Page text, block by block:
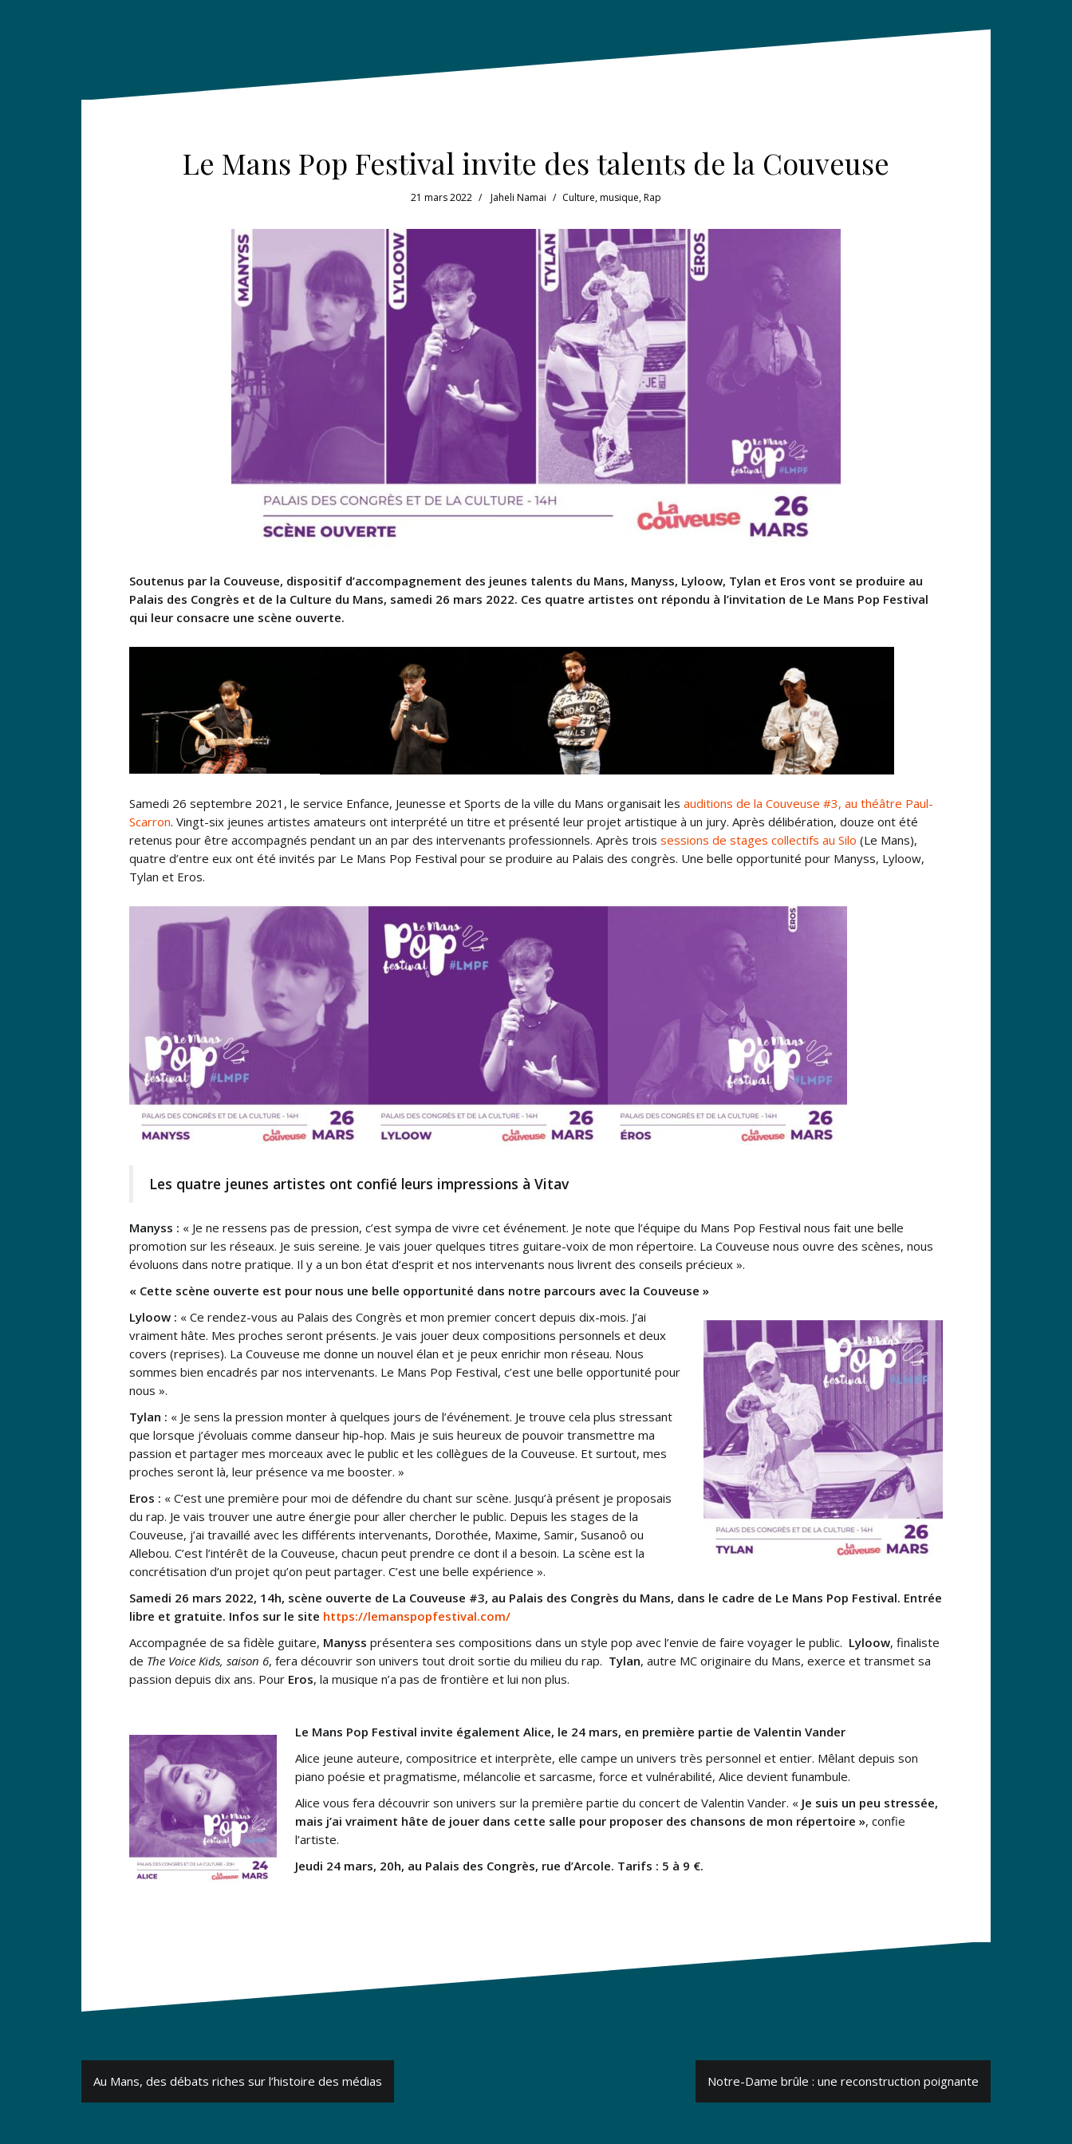
Le Mans Pop Festival invite des talents de la Couveuse
21 mars 2022 Jaheli Namai Culture,musique,Rap
Soutenus par la Couveuse, dispositif d’accompagnement des jeunes talents du Mans, Manyss, Lyloow, Tylan et Eros vont se produire au
Palais des Congrès et de la Culture du Mans, samedi 26 mars 2022. Ces quatre artistes ont répondu à l’invitation de Le Mans Pop Festival
qui leur consacre une scène ouverte.
Samedi 26 septembre 2021, le service Enfance, Jeunesse et Sports de la ville du Mans organisait les auditions de la Couveuse #3, au théâtre Paul-
Scarron. Vingt-six jeunes artistes amateurs ont interprété un titre et présenté leur projet artistique à un jury. Après délibération, douze ont été
retenus pour être accompagnés pendant un an par des intervenants professionnels. Après trois sessions de stages collectifs au Silo (Le Mans),
quatre d’entre eux ont été invités par Le Mans Pop Festival pour se produire au Palais des congrès. Une belle opportunité pour Manyss, Lyloow,
Tylan et Eros.
Les quatre jeunes artistes ont confié leurs impressions à Vitav
Manyss : « Je ne ressens pas de pression, c’est sympa de vivre cet événement. Je note que l’équipe du Mans Pop Festival nous fait une belle
promotion sur les réseaux. Je suis sereine. Je vais jouer quelques titres guitare-voix de mon répertoire. La Couveuse nous ouvre des scènes, nous
évoluons dans notre pratique. Il y a un bon état d’esprit et nos intervenants nous livrent des conseils précieux ».
« Cette scène ouverte est pour nous une belle opportunité dans notre parcours avec la Couveuse »
Lyloow : « Ce rendez-vous au Palais des Congrès et mon premier concert depuis dix-mois. J’ai
vraiment hâte. Mes proches seront présents. Je vais jouer deux compositions personnels et deux
covers (reprises). La Couveuse me donne un nouvel élan et je peux enrichir mon réseau. Nous
sommes bien encadrés par nos intervenants. Le Mans Pop Festival, c’est une belle opportunité pour
nous ».
Tylan : « Je sens la pression monter à quelques jours de l’événement. Je trouve cela plus stressant
que lorsque j’évoluais comme danseur hip-hop. Mais je suis heureux de pouvoir transmettre ma
passion et partager mes morceaux avec le public et les collègues de la Couveuse. Et surtout, mes
proches seront là, leur présence va me booster. »
Eros : « C’est une première pour moi de défendre du chant sur scène. Jusqu’à présent je proposais
du rap. Je vais trouver une autre énergie pour aller chercher le public. Depuis les stages de la
Couveuse, j’ai travaillé avec les différents intervenants, Dorothée, Maxime, Samir, Susanoô ou
Allebou. C’est l’intérêt de la Couveuse, chacun peut prendre ce dont il a besoin. La scène est la
concrétisation d’un projet qu’on peut partager. C’est une belle expérience ».
Samedi 26 mars 2022, 14h, scène ouverte de La Couveuse #3, au Palais des Congrès du Mans, dans le cadre de Le Mans Pop Festival. Entrée
libre et gratuite. Infos sur le site https://lemanspopfestival.com/
Accompagnée de sa fidèle guitare, Manyss présentera ses compositions dans un style pop avec l’envie de faire voyager le public. Lyloow, finaliste
de The Voice Kids, saison 6, fera découvrir son univers tout droit sortie du milieu du rap. Tylan, autre MC originaire du Mans, exerce et transmet sa
passion depuis dix ans. Pour Eros, la musique n’a pas de frontière et lui non plus.
Le Mans Pop Festival invite également Alice, le 24 mars, en première partie de Valentin Vander
Alice jeune auteure, compositrice et interprète, elle campe un univers très personnel et entier. Mêlant depuis son
piano poésie et pragmatisme, mélancolie et sarcasme, force et vulnérabilité, Alice devient funambule.
Alice vous fera découvrir son univers sur la première partie du concert de Valentin Vander. « Je suis un peu stressée,
mais j’ai vraiment hâte de jouer dans cette salle pour proposer des chansons de mon répertoire », confie
l’artiste.
Jeudi 24 mars, 20h, au Palais des Congrès, rue d’Arcole. Tarifs : 5 à 9 €.
Navigation
de
Au Mans, des débats riches sur l’histoire des médias Notre-Dame brûle : une reconstruction poignante